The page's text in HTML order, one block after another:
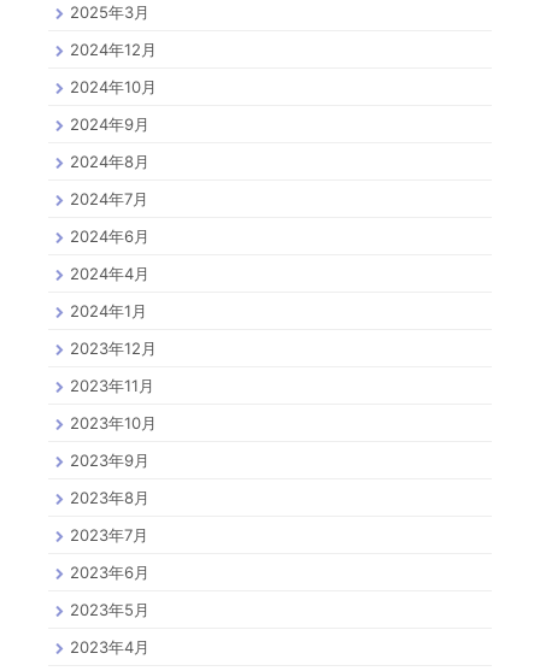
2025年3月
2024年12月
2024年10月
2024年9月
2024年8月
2024年7月
2024年6月
2024年4月
2024年1月
2023年12月
2023年11月
2023年10月
2023年9月
2023年8月
2023年7月
2023年6月
2023年5月
2023年4月